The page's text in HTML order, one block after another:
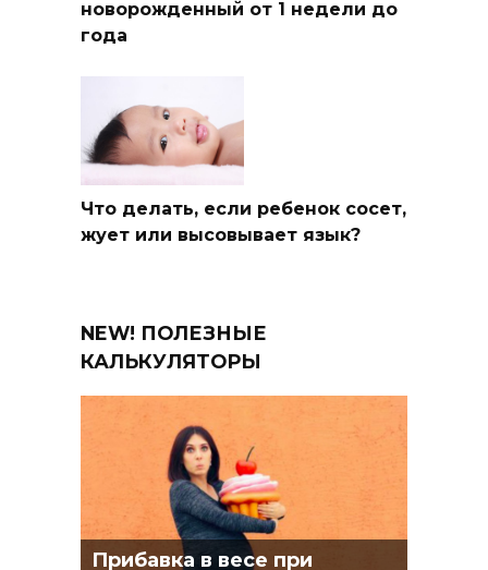
новорожденный от 1 недели до
года
Что делать, если ребенок сосет,
жует или высовывает язык?
NEW! ПОЛЕЗНЫЕ
КАЛЬКУЛЯТОРЫ
Прибавка в весе при